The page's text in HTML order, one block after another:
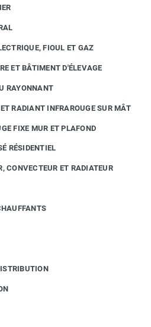
FIOUL ET GAZ
ET BÂTIMENT D'ÉLEVAGE
RAYONNANT
RADIANT INFRAROUGE SUR MÂT
FIXE MUR ET PLAFOND
RÉSIDENTIEL
CONVECTEUR ET RADIATEUR